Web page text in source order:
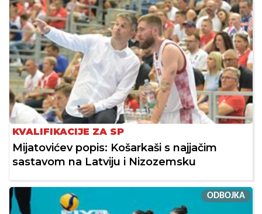
KVALIFIKACIJE ZA SP
Mijatovićev popis: Košarkaši s najjačim
sastavom na Latviju i Nizozemsku
ODBOJKA